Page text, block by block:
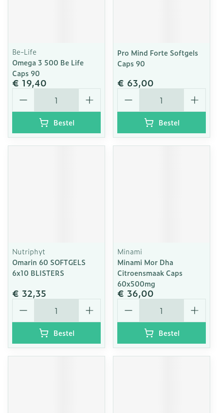
Be-Life
Omega 3 500 Be Life
Caps 90
€ 19,40
Aantal
Bestel
Pro Mind Forte Softgels
Caps 90
€ 63,00
Aantal
Bestel
Nutriphyt
Omarin 60 SOFTGELS
6x10 BLISTERS
€ 32,35
Aantal
Bestel
Minami
Minami Mor Dha
Citroensmaak Caps
60x500mg
€ 36,00
Aantal
Bestel